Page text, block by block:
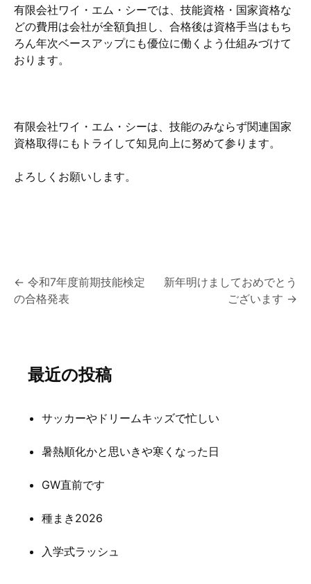
有限会社ワイ・エム・シーでは、技能資格・国家資格な
どの費用は会社が全額負担し、合格後は資格手当はもち
ろん年次ベースアップにも優位に働くよう仕組みづけて
おります。
有限会社ワイ・エム・シーは、技能のみならず関連国家
資格取得にもトライして知見向上に努めて参ります。
よろしくお願いします。
投
稿
ゲ
ョ
ン
← 令和7年度前期技能検定
の合格発表
新年明けましておめでとう
ございます →
最近の投稿
サッカーやドリームキッズで忙しい
暑熱順化かと思いきや寒くなった日
GW直前です
種まき2026
入学式ラッシュ